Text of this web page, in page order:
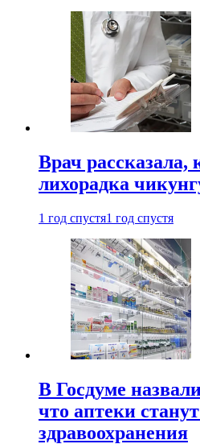
Врач рассказала,
лихорадка
1 год спустя1 год спустя
В Госдуме
что аптеки
здравоохранения